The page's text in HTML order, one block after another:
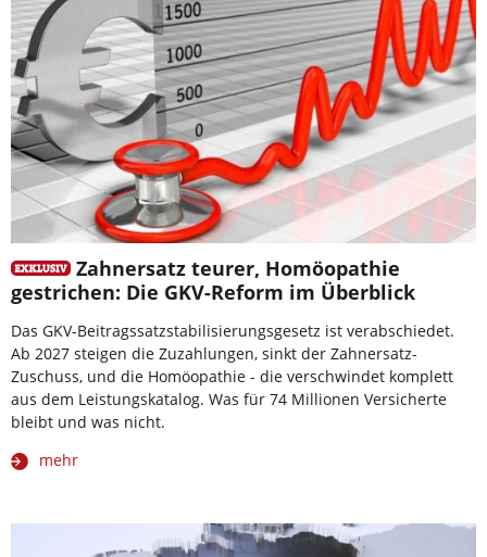
Zahnersatz teurer, Homöopathie
gestrichen: Die GKV-Reform im Überblick
Das GKV-Beitragssatzstabilisierungsgesetz ist verabschiedet.
Ab 2027 steigen die Zuzahlungen, sinkt der Zahnersatz-
Zuschuss, und die Homöopathie - die verschwindet komplett
aus dem Leistungskatalog. Was für 74 Millionen Versicherte
bleibt und was nicht.
mehr